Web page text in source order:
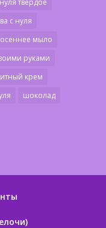
с нуля
осеннее мыло
руками
крем
шоколад